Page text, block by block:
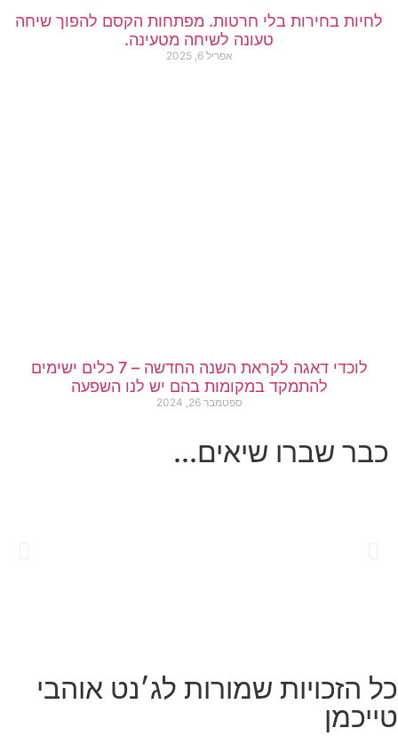
לחיות בחירות בלי חרטות. מפתחות הקסם להפוך שיחה
טעונה לשיחה מטעינה.
אפריל 6, 2025
לוכדי דאגה לקראת השנה החדשה – 7 כלים ישימים
להתמקד במקומות בהם יש לנו השפעה
ספטמבר 26, 2024
כבר שברו שיאים...
כל הזכויות שמורות לג׳נט אוהבי
טייכמן